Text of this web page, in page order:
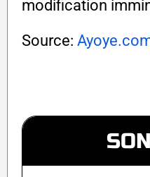
modification
Source: